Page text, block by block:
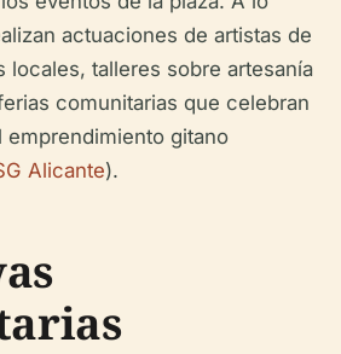
actuaciones de artistas de
locales, talleres sobre artesanía
comunitarias que celebran
emprendimiento gitano
Alicante).